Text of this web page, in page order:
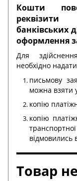
Кошти
банківських
оформлення
Для
необхідно
письмову
можна взяти
копію
копію
відмовились
Товар